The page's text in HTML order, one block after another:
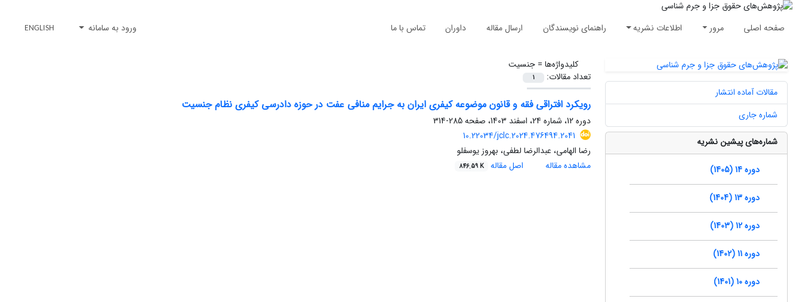
صفحه اصلی مرور اطلاعات نشریه راهنمای نویسندگان ارسال مقاله داوران تماس با ما ورود به سامانه ENGLISH
کلیدواژه‌ها =جنسیت
تعداد مقالات:
1
رویکرد افتراقی فقه و قانون موضوعه کیفری ایران به جرایم منافی عفت در حوزه دادرسی کیفری نظام جنسیت
دوره 12، شماره 24، اسفند 1403، صفحه
285-314
10.22034/jclc.2024.476494.2041
رضا الهامی، عبدالرضا لطفی، بهروز یوسفلو
مشاهده مقاله
اصل مقاله 846.59 K
مقالات آماده انتشار
شماره جاری
شماره‌های پیشین نشریه
دوره 14 (1405)
دوره 13 (1404)
دوره 12 (1403)
دوره 11 (1402)
دوره 10 (1401)